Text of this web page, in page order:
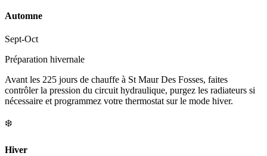
Automne
Sept-Oct
Préparation hivernale
Avant les 225 jours de chauffe à St Maur Des Fosses, faites
contrôler la pression du circuit hydraulique, purgez les radiateurs si
nécessaire et programmez votre thermostat sur le mode hiver.
❄️
Hiver